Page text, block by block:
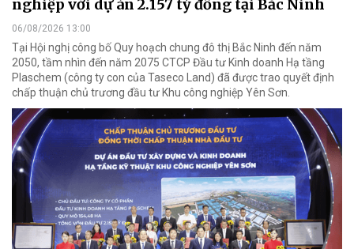
nghiệp với dự án 2.157 tỷ đồng tại Bắc Ninh
06/08/2026 13:00
Tại Hội nghị công bố Quy hoạch chung đô thị Bắc Ninh đến năm
2050, tầm nhìn đến năm 2075 CTCP Đầu tư Kinh doanh Hạ tầng
Plaschem (công ty con của Taseco Land) đã được trao quyết định
chấp thuận chủ trương đầu tư Khu công nghiệp Yên Sơn.